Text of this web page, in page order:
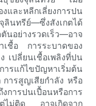
ละหลีกเลี่ยงการปน
นทรีย์—ซึ่งสังเกตได้
นอย่างรวดเร็ว—อาจ
าเชื้อ การระบาดของ
เปลี่ยนเชื้อเพลิงที่ปน
รแก้ไขปัญหาเริ่มต้น
การสูญเสียกำลัง หรือ
ารปนเปื้อนหรือการ
ไม่ติด อาจเกิดจาก